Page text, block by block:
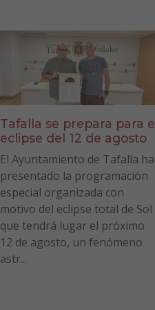
Tafalla se prepara para el
eclipse del 12 de agosto
El Ayuntamiento de Tafalla ha
presentado la programación
especial organizada con
motivo del eclipse total de Sol
que tendrá lugar el próximo
12 de agosto, un fenómeno
astr...